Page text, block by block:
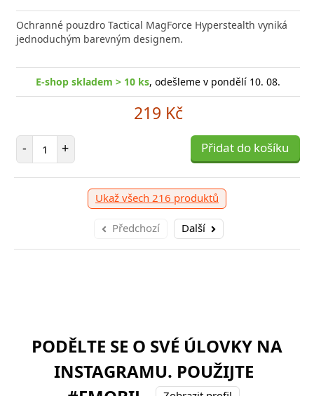
Ochranné pouzdro Tactical MagForce Hyperstealth vyniká
jednoduchým barevným designem.
E-shop skladem > 10 ks, odešleme v pondělí 10. 08.
219 Kč
- Počet položek
+ Přidat do košíku
Ukaž všech 216 produktů
Předchozí Další
PODĚLTE SE O SVÉ ÚLOVKY NA
INSTAGRAMU. POUŽIJTE